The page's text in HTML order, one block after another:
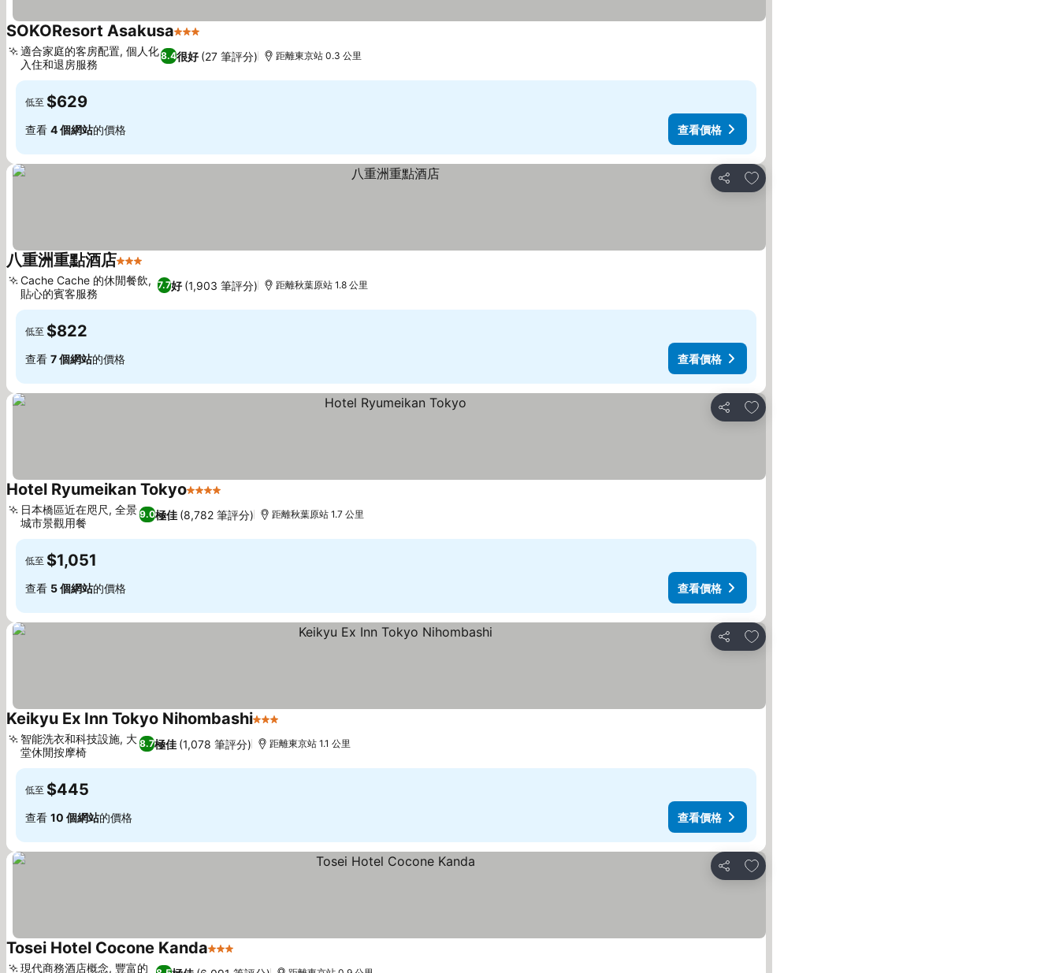
SOKOResort Asakusa3 星級
8.4很好 (27 筆評分)
適合家庭的客房配置, 個人化
入住和退房服務
距離東京站 0.3 公里
低至 $629
查看 4 個網站的價格 查看價格
分享
放到收藏夾
八重洲重點酒店3 星級
7.7好 (1,903 筆評分)
Cache Cache 的休閒餐飲,
貼心的賓客服務
距離秋葉原站 1.8 公里
低至 $822
查看 7 個網站的價格 查看價格
分享
放到收藏夾
Hotel Ryumeikan Tokyo4 星級
9.0極佳 (8,782 筆評分)
日本橋區近在咫尺, 全景
城市景觀用餐
距離秋葉原站 1.7 公里
低至 $1,051
查看 5 個網站的價格 查看價格
分享
放到收藏夾
Keikyu Ex Inn Tokyo Nihombashi3 星級
8.7極佳 (1,078 筆評分)
智能洗衣和科技設施, 大
堂休閒按摩椅
距離東京站 1.1 公里
低至 $445
查看 10 個網站的價格 查看價格
分享
放到收藏夾
Tosei Hotel Cocone Kanda3 星級
現代商務酒店概念, 豐富的